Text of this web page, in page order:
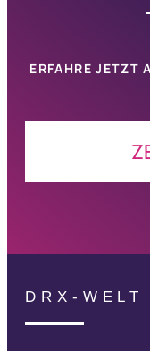
ERFAHRE JETZT
DRX-WELT